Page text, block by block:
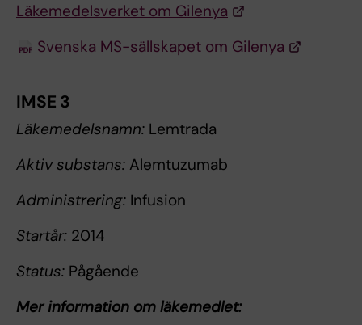
Läkemedelsverket om Gilenya
Svenska MS-sällskapet om Gilenya
IMSE 3
Läkemedelsnamn: Lemtrada
Aktiv substans: Alemtuzumab
Administrering: Infusion
Startår: 2014
Status: Pågående
Mer information om läkemedlet: